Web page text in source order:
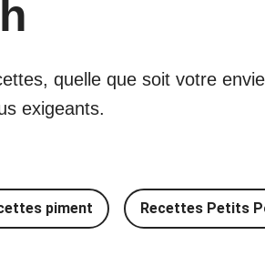
quelle que soit votre
exigeants.
piment Recettes Petits